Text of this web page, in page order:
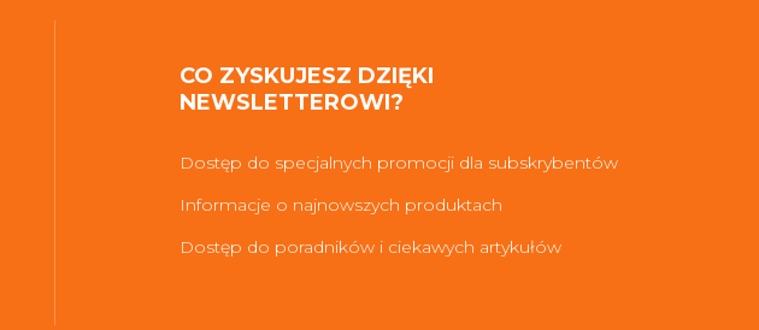
CO ZYSKUJESZ DZIĘKI
NEWSLETTEROWI?
Dostęp do specjalnych promocji dla subskrybentów
Informacje o najnowszych produktach
Dostęp do poradników i ciekawych artykułów